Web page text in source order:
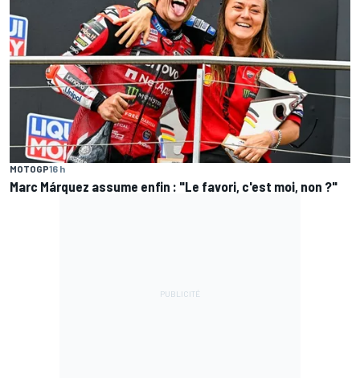
MOTOGP16 h
Marc Márquez assume enfin : "Le favori, c'est moi, non ?"